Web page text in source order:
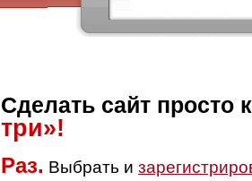
Сделать сайт просто
три»!
Раз. Выбрать и